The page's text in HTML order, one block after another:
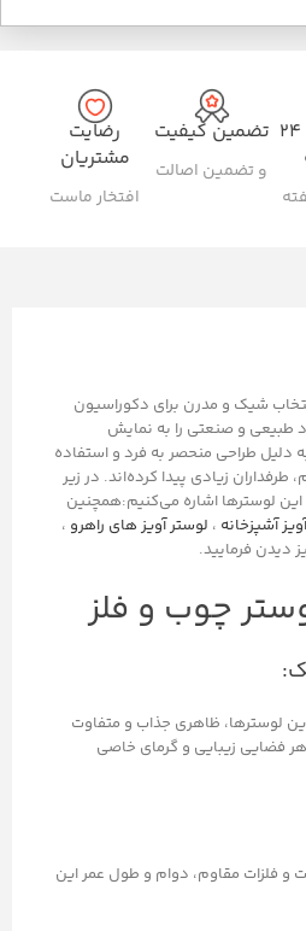
پشتیبانی ۲۴ تضمین کیفیت
و تضمین اصالت
رضایت
مشتریان
افتخار ماست
شیک و مدرن برای دکوراسیون
طبیعی و صنعتی را به نمایش
دلیل طراحی منحصر به فرد و استفاده
زیادی پیدا کرده‌اند. در زیر
این لوسترها اشاره می‌کنیم:همچنین
آشپزخانه ، لوستر آویز های راهرو ،
دیدن فرمایید.
چوب و فلز
لوسترها، ظاهری جذاب و متفاوت
فضایی زیبایی و گرمای خاصی
و فلزات مقاوم، دوام و طول عمر این